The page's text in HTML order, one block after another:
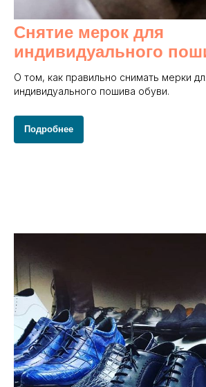
Снятие мерок для
индивидуального
О том, как правильно снимать мерки
индивидуального пошива обуви.
Подробнее